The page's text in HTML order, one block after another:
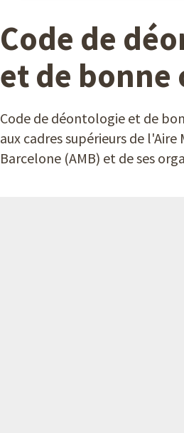
'
M
B
Code de
et de bonne
Code de déontologie et de
aux cadres supérieurs de
Barcelone (AMB) et de ses